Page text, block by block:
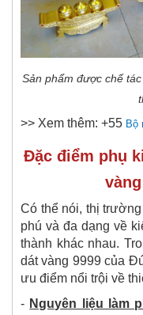
Sản phẩm được chế
>> Xem thêm: +55 Bộ
Đặc điểm phụ
Có thể nói, thị
phú và đa dạng về
thành khác nhau.
dát vàng 9999 của
ưu điểm nổi trội về
- Nguyên liệu làm